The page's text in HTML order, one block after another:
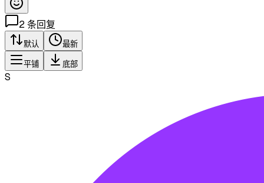
2条回复
默认 最新
平铺 底部
S